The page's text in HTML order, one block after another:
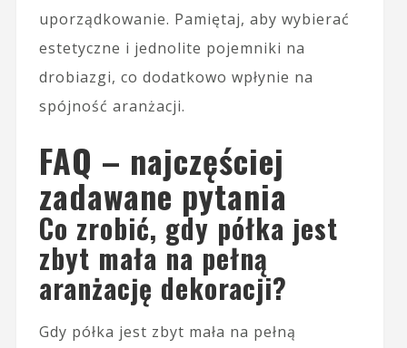
uporządkowanie. Pamiętaj, aby wybierać
estetyczne i jednolite pojemniki na
drobiazgi, co dodatkowo wpłynie na
spójność aranżacji.
FAQ – najczęściej
zadawane pytania
Co zrobić, gdy półka jest
zbyt mała na pełną
aranżację dekoracji?
Gdy półka jest zbyt mała na pełną